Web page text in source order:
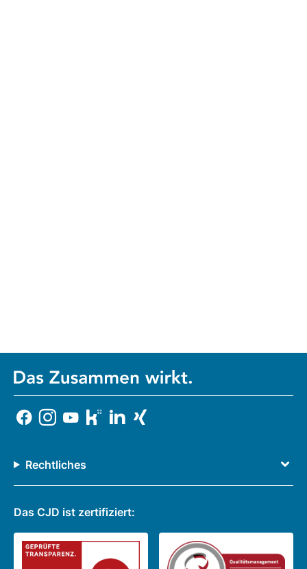
Rechtliches
Das CJD ist zertifiziert: